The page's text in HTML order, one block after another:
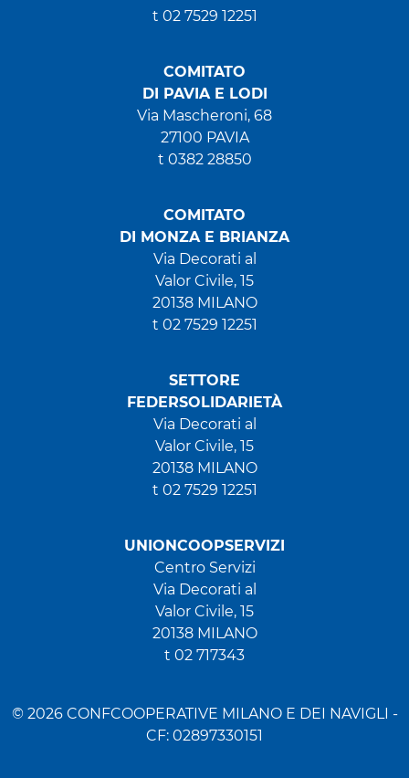
t 02 7529 12251
COMITATO
DI PAVIA E LODI
Via Mascheroni, 68
27100 PAVIA
t 0382 28850
COMITATO
DI MONZA E BRIANZA
Via Decorati al
Valor Civile, 15
20138 MILANO
t 02 7529 12251
SETTORE
FEDERSOLIDARIETÀ
Via Decorati al
Valor Civile, 15
20138 MILANO
t 02 7529 12251
UNIONCOOPSERVIZI
Centro Servizi
Via Decorati al
Valor Civile, 15
20138 MILANO
t 02 717343
© 2026 CONFCOOPERATIVE MILANO E DEI NAVIGLI -
CF: 02897330151